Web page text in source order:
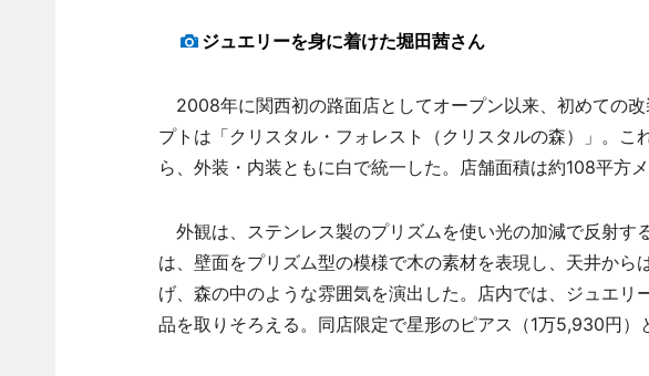
ジュエリーを身に着けた堀田茜さん
2008年に関西初の路面店としてオープン以来、初めての
プトは「クリスタル・フォレスト（クリスタルの森）」。こ
ら、外装・内装ともに白で統一した。店舗面積は約108平方メ
外観は、ステンレス製のプリズムを使い光の加減で反射す
は、壁面をプリズム型の模様で木の素材を表現し、天井から
げ、森の中のような雰囲気を演出した。店内では、ジュエリ
品を取りそろえる。同店限定で星形のピアス（1万5,930円）